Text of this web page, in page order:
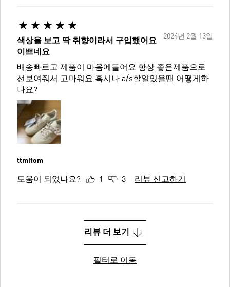
2024년 2월 13일
색상을 보고 딱 취향이라서 구입했어요
이쁘네요
배송빠르고 제품이 마음에들어요 항상 좋은제품으로
선보여줘서 고마워요 혹시나 a/s할일있을땐 어떻게하
나요?
ttmitom
도움이 되었나요? 1 3 리뷰 신고하기
리뷰 더 보기
필터로 이동